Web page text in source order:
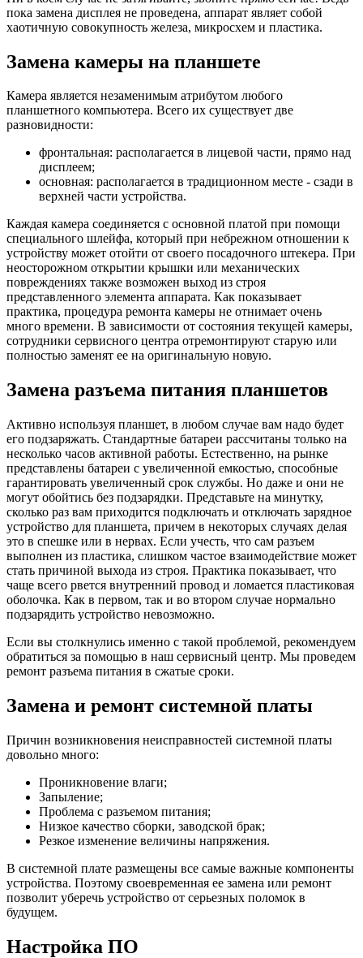
пока замена дисплея не проведена, аппарат являет собой
хаотичную совокупность железа, микросхем и пластика.
Замена камеры на планшете
Камера является незаменимым атрибутом любого
планшетного компьютера. Всего их существует две
разновидности:
фронтальная: располагается в лицевой части, прямо над
дисплеем;
основная: располагается в традиционном месте - сзади в
верхней части устройства.
Каждая камера соединяется с основной платой при помощи
специального шлейфа, который при небрежном отношении к
устройству может отойти от своего посадочного штекера. При
неосторожном открытии крышки или механических
повреждениях также возможен выход из строя
представленного элемента аппарата. Как показывает
практика, процедура ремонта камеры не отнимает очень
много времени. В зависимости от состояния текущей камеры,
сотрудники сервисного центра отремонтируют старую или
полностью заменят ее на оригинальную новую.
Замена разъема питания планшетов
Активно используя планшет, в любом случае вам надо будет
его подзаряжать. Стандартные батареи рассчитаны только на
несколько часов активной работы. Естественно, на рынке
представлены батареи с увеличенной емкостью, способные
гарантировать увеличенный срок службы. Но даже и они не
могут обойтись без подзарядки. Представьте на минутку,
сколько раз вам приходится подключать и отключать зарядное
устройство для планшета, причем в некоторых случаях делая
это в спешке или в нервах. Если учесть, что сам разъем
выполнен из пластика, слишком частое взаимодействие может
стать причиной выхода из строя. Практика показывает, что
чаще всего рвется внутренний провод и ломается пластиковая
оболочка. Как в первом, так и во втором случае нормально
подзарядить устройство невозможно.
Если вы столкнулись именно с такой проблемой, рекомендуем
обратиться за помощью в наш сервисный центр. Мы проведем
ремонт разъема питания в сжатые сроки.
Замена и ремонт системной платы
Причин возникновения неисправностей системной платы
довольно много:
Проникновение влаги;
Запыление;
Проблема с разъемом питания;
Низкое качество сборки, заводской брак;
Резкое изменение величины напряжения.
В системной плате размещены все самые важные компоненты
устройства. Поэтому своевременная ее замена или ремонт
позволит уберечь устройство от серьезных поломок в
будущем.
Настройка ПО